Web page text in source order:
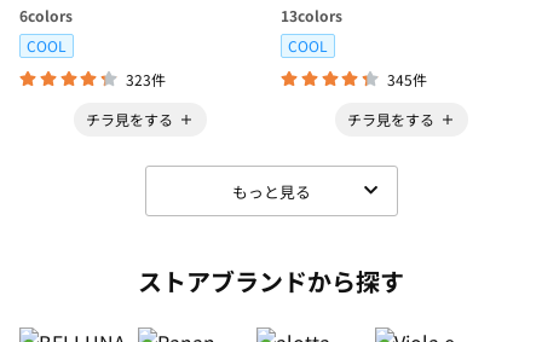
6colors
COOL
323件
チラ見をする
13colors
COOL
345件
チラ見をする
もっと見る
ストアブランドから探す